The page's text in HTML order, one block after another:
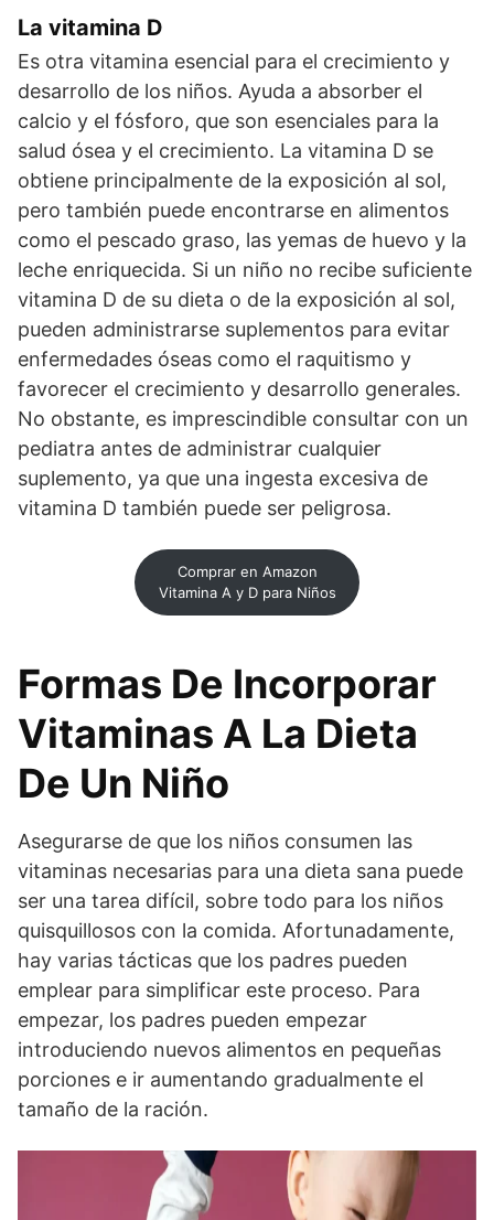
La vitamina D
Es otra vitamina esencial para el crecimiento y
desarrollo de los niños. Ayuda a absorber el
calcio y el fósforo, que son esenciales para la
salud ósea y el crecimiento. La vitamina D se
obtiene principalmente de la exposición al sol,
pero también puede encontrarse en alimentos
como el pescado graso, las yemas de huevo y la
leche enriquecida. Si un niño no recibe suficiente
vitamina D de su dieta o de la exposición al sol,
pueden administrarse suplementos para evitar
enfermedades óseas como el raquitismo y
favorecer el crecimiento y desarrollo generales.
No obstante, es imprescindible consultar con un
pediatra antes de administrar cualquier
suplemento, ya que una ingesta excesiva de
vitamina D también puede ser peligrosa.
Comprar en Amazon
Vitamina A y D para Niños
Formas De Incorporar
Vitaminas A La Dieta
De Un Niño
Asegurarse de que los niños consumen las
vitaminas necesarias para una dieta sana puede
ser una tarea difícil, sobre todo para los niños
quisquillosos con la comida. Afortunadamente,
hay varias tácticas que los padres pueden
emplear para simplificar este proceso. Para
empezar, los padres pueden empezar
introduciendo nuevos alimentos en pequeñas
porciones e ir aumentando gradualmente el
tamaño de la ración.